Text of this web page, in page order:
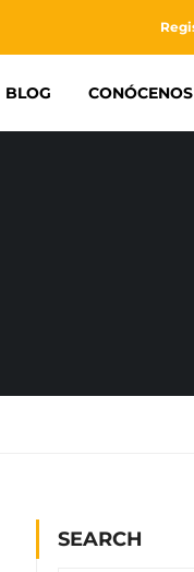
BLOG CONÓCENOS
SEARCH